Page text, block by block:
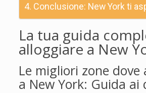
Conclusione: New York ti
La tua guida
alloggiare a New
Le migliori zone dove
a New York: Guida ai